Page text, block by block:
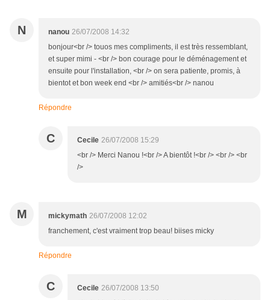
N nanou 26/07/2008 14:32
bonjour<br /> touos mes compliments, il est très ressemblant,
et super mimi - <br /> bon courage pour le déménagement et
ensuite pour l'installation, <br /> on sera patiente, promis, à
bientot et bon week end <br /> amitiés<br /> nanou
Répondre
C Cecile 26/07/2008 15:29
<br /> Merci Nanou !<br /> A bientôt !<br /> <br /> <br
/>
M mickymath 26/07/2008 12:02
franchement, c'est vraiment trop beau! biises micky
Répondre
C Cecile 26/07/2008 13:50